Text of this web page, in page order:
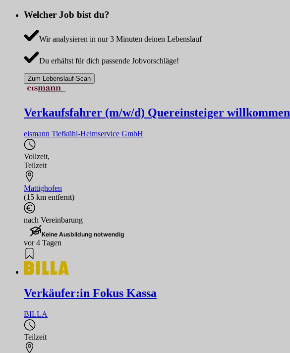
Welcher Job bist du?
Wir analysieren in nur 3 Minuten deinen Lebenslauf
Du erhältst für dich passende Jobvorschläge!
Zum Lebenslauf-Scan
Verkaufsfahrer (m/w/d) Quereinsteiger willkommen
eismann Tiefkühl-Heimservice GmbH
Vollzeit,
Teilzeit
Mattighofen
(15 km entfernt)
nach Vereinbarung
Keine Ausbildung notwendig
vor 4 Tagen
Verkäufer:in Fokus Kassa
BILLA
Teilzeit